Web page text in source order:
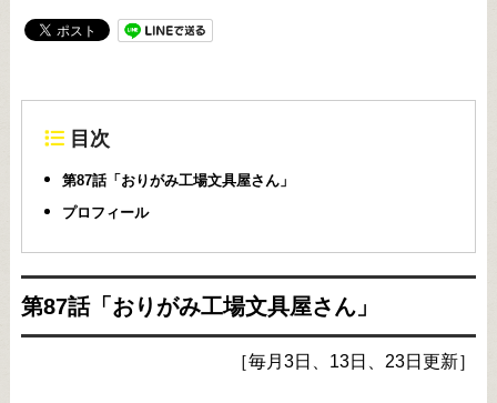
目次
第87話「おりがみ工場文具屋さん」
プロフィール
第87話「おりがみ工場文具屋さん」
［毎月3日、13日、23日更新］